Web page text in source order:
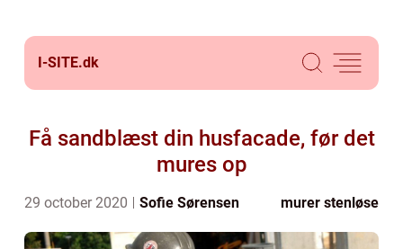
I-SITE.dk
Få sandblæst din husfacade, før det
mures op
29 october 2020 Sofie Sørensen murer stenløse